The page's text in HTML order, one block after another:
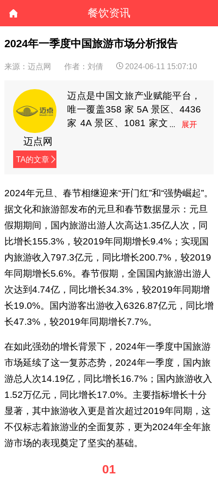
餐饮资讯
2024年一季度中国旅游市场分析报告
来源：迈点网 作者：刘倩 2024-06-11 15:07:10
迈点网
TA的文章
迈点是中国文旅产业赋能平台，
唯一覆盖358 家 5A 景区、4436
家 4A 景区、1081 家文
升科技股份有限公司（新三板上
市，股票代码835191）。与单一
行业媒体不同，迈点同时具备媒
体传播、数据研究、资源链接和
商业陪跑四重能力，以服务政
府、文旅、酒店、景区和公寓为
主的文旅产业赋能平台，旗下拥
有文旅头号媒体“迈点网”与文旅
大数据中心“迈点研究院”两大品
2024年元旦、春节相继迎来“开门红”和“强势崛起”。
据文化和旅游部发布的元旦和春节数据显示：元旦
假期期间，国内旅游出游人次高达1.35亿人次，同
比增长155.3%，较2019年同期增长9.4%；实现国
内旅游收入797.3亿元，同比增长200.7%，较2019
年同期增长5.6%。春节假期，全国国内旅游出游人
次达到4.74亿，同比增长34.3%，较2019年同期增
长19.0%。国内游客出游收入6326.87亿元，同比增
长47.3%，较2019年同期增长7.7%。
在如此强劲的增长背景下，2024年一季度中国旅游
市场延续了这一复苏态势，2024年一季度，国内旅
游总人次14.19亿，同比增长16.7%；国内旅游收入
1.52万亿元，同比增长17.0%。主要指标增长十分
显著，其中旅游收入更是首次超过2019年同期，这
不仅标志着旅游业的全面复苏，更为2024年全年旅
游市场的表现奠定了坚实的基础。
01